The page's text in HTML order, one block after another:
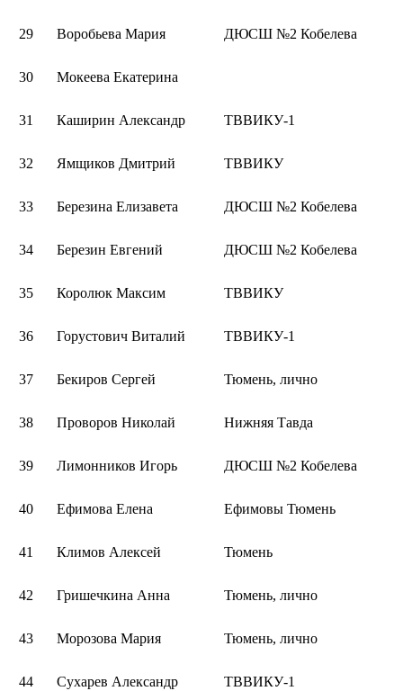
29 Воробьева Мария ДЮСШ №2 Кобелева
30 Мокеева Екатерина
31 Каширин Александр ТВВИКУ-1
32 Ямщиков Дмитрий ТВВИКУ
33 Березина Елизавета ДЮСШ №2 Кобелева
34 Березин Евгений ДЮСШ №2 Кобелева
35 Королюк Максим ТВВИКУ
36 Горустович Виталий ТВВИКУ-1
37 Бекиров Сергей Тюмень, лично
38 Проворов Николай Нижняя Тавда
39 Лимонников Игорь ДЮСШ №2 Кобелева
40 Ефимова Елена Ефимовы Тюмень
41 Климов Алексей Тюмень
42 Гришечкина Анна Тюмень, лично
43 Морозова Мария Тюмень, лично
44 Сухарев Александр ТВВИКУ-1